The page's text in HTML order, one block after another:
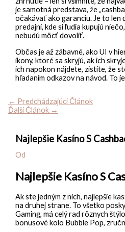
je samotná predstava, že
očakávať ako garanciu. Je to len
predajni, kde si ľudia kupujú
nebudú môcť dovoliť.
Občas je až zábavné, ako UI v
ikony, ktoré sa skryjú, ak ich
ich napokon nájdete, zistíte, že
hľadaním odkazov na návod. To
← Predchádzajúci Článok
Ďalší Článok →
Najlepšie Kasíno S
Od
Najlepšie Kasíno S
Ak ste jedným z nich, najlepšie
na druhej strane. To všetko
Gaming, má celý rad rôznych
bonusové kolo Bubble Pop,